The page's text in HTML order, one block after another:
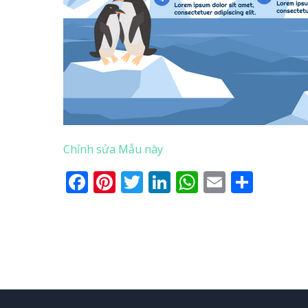
Chỉnh sửa Mẫu này
Facebook
Pinterest
Twitter
LinkedIn
WhatsApp
Email